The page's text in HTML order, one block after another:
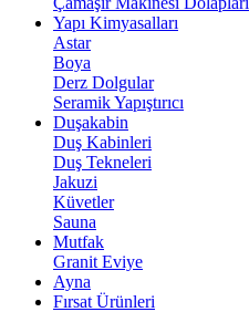
Yapı Kimyasalları
Astar
Boya
Derz Dolgular
Seramik Yapıştırıcı
Duşakabin
Duş Kabinleri
Duş Tekneleri
Jakuzi
Küvetler
Sauna
Mutfak
Granit Eviye
Ayna
Fırsat Ürünleri